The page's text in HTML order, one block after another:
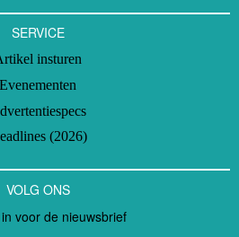
SERVICE
insturen
Evenementen
(2026)
VOLG ONS
voor de nieuwsbrief